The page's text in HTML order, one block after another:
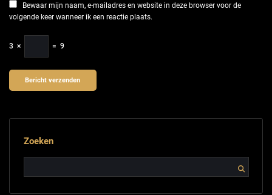
Bewaar mijn naam, e-mailadres en website in deze browser voor de
volgende keer wanneer ik een reactie plaats.
3 × = 9
Zoeken